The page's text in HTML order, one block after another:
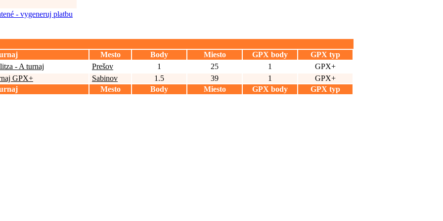
- vygeneruj platbu
Mesto Body Miesto GPX body
GPX typ
- A turnaj
Prešov 1 25 1
GPX+
GPX+
Sabinov 1.5 39 1
GPX+
Mesto Body Miesto GPX body GPX typ